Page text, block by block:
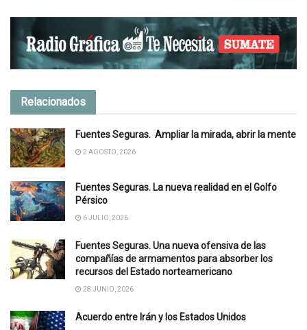
Relacionados
Fuentes Seguras. Ampliar la mirada, abrir la mente
2 AGOSTO, 2026
Fuentes Seguras. La nueva realidad en el Golfo
Pérsico
6 JULIO, 2026
Fuentes Seguras. Una nueva ofensiva de las
compañías de armamentos para absorber los
recursos del Estado norteamericano
28 JUNIO, 2026
Acuerdo entre Irán y los Estados Unidos